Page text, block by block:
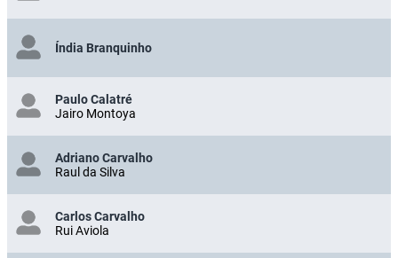
Índia Branquinho
Paulo Calatré
Jairo Montoya
Adriano Carvalho
Raul da Silva
Carlos Carvalho
Rui Aviola